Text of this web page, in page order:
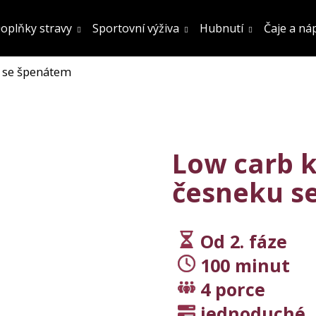
stravy Sportovní výživa Hubnutí Čaje a
špenátem
Low carb
česneku
Od 2. fáze
100 minut
4 porce
Co potřebujete najít?
SÓJOVÝ
OCHUCENÍ 800G